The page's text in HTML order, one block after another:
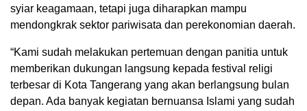
syiar keagamaan, tetapi juga diharapkan mampu
mendongkrak sektor pariwisata dan perekonomian daerah.
“Kami sudah melakukan pertemuan dengan panitia untuk
memberikan dukungan langsung kepada festival religi
terbesar di Kota Tangerang yang akan berlangsung bulan
depan. Ada banyak kegiatan bernuansa Islami yang sudah